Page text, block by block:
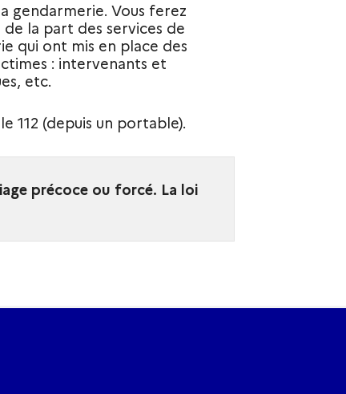
gendarmerie. Vous ferez
la part des services de
qui ont mis en place des
: intervenants et
etc.
112 (depuis un portable).
précoce ou forcé. La loi